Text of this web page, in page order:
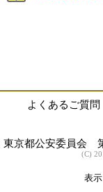
よくあるご質問
東京都公安委員会
(C)
表示